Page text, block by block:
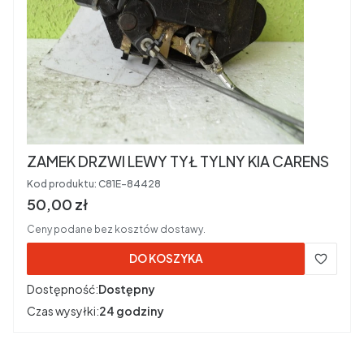
ZAMEK DRZWI LEWY TYŁ TYLNY KIA CARENS
Kod produktu: C81E-84428
Cena brutto
50,00 zł
Ceny podane bez kosztów dostawy.
DO KOSZYKA
Dostępność:Dostępny
Czas wysyłki:24 godziny